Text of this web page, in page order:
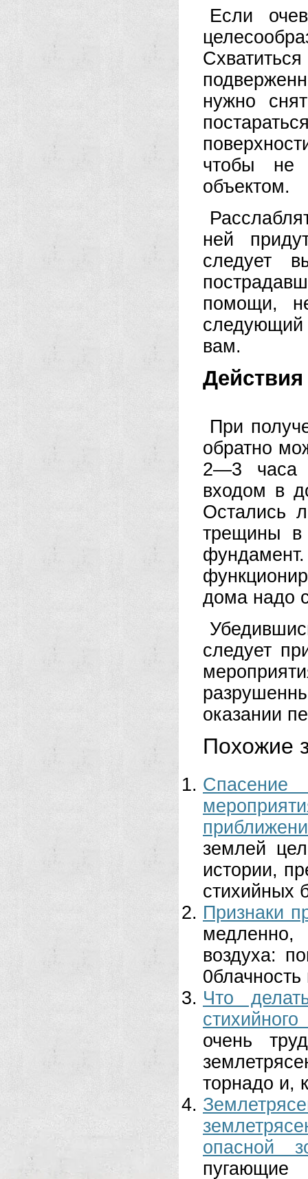
Если
нужно
чтобы не
объектом.
ней
следует
помощи,
вам.
При
обратно
2—3 часа
входом в
Остались
трещины в
дома надо
следует
оказании
Похожие
землей
истории,
стихийных
Признаки
воздуха:
Что
стихийного
очень
торнадо и,
опасной